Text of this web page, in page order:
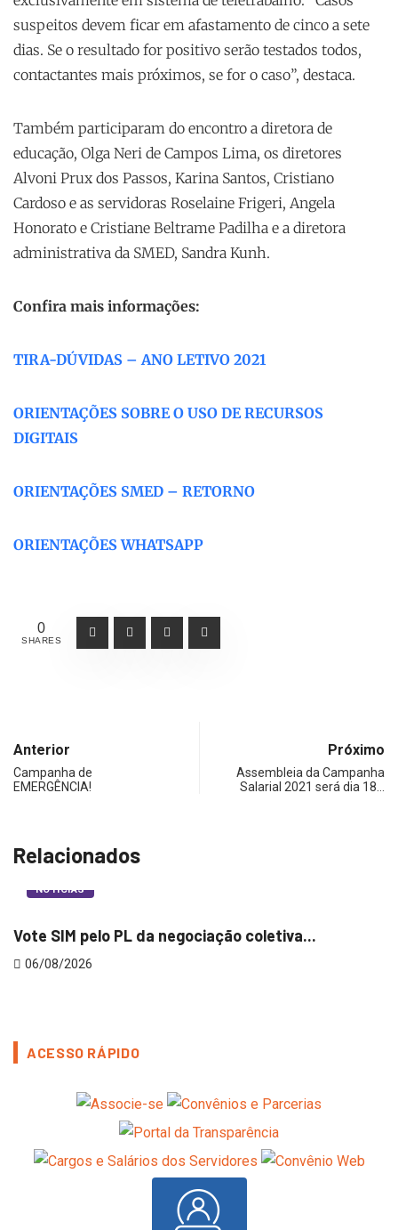
suspeitos devem ficar em afastamento de cinco a sete
dias. Se o resultado for positivo serão testados todos,
contactantes mais próximos, se for o caso”, destaca.
Também participaram do encontro a diretora de
educação, Olga Neri de Campos Lima, os diretores
Alvoni Prux dos Passos, Karina Santos, Cristiano
Cardoso e as servidoras Roselaine Frigeri, Angela
Honorato e Cristiane Beltrame Padilha e a diretora
administrativa da SMED, Sandra Kunh.
Confira mais informações:
TIRA-DÚVIDAS – ANO LETIVO 2021
ORIENTAÇÕES SOBRE O USO DE RECURSOS
DIGITAIS
ORIENTAÇÕES SMED – RETORNO
ORIENTAÇÕES WHATSAPP
0
SHARES
Anterior
Campanha de
EMERGÊNCIA!
Próximo
Assembleia da Campanha
Salarial 2021 será dia 18…
Relacionados
NOTÍCIAS
Vote SIM pelo PL da negociação coletiva...
06/08/2026
ACESSO RÁPIDO